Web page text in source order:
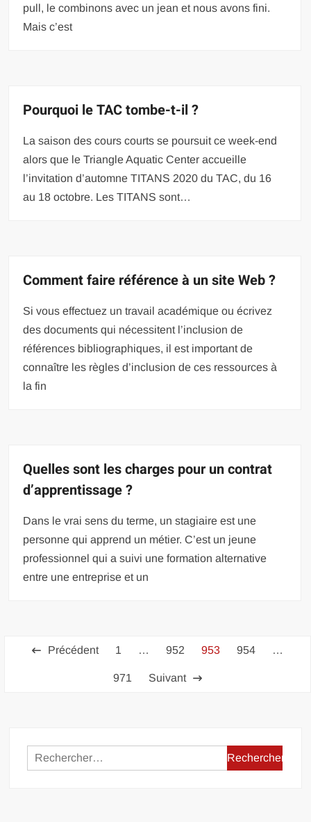
pull, le combinons avec un jean et nous avons fini.
Mais c’est
Pourquoi le TAC tombe-t-il ?
La saison des cours courts se poursuit ce week-end
alors que le Triangle Aquatic Center accueille
l’invitation d’automne TITANS 2020 du TAC, du 16
au 18 octobre. Les TITANS sont…
Comment faire référence à un site Web ?
Si vous effectuez un travail académique ou écrivez
des documents qui nécessitent l’inclusion de
références bibliographiques, il est important de
connaître les règles d’inclusion de ces ressources à
la fin
Quelles sont les charges pour un contrat
d’apprentissage ?
Dans le vrai sens du terme, un stagiaire est une
personne qui apprend un métier. C’est un jeune
professionnel qui a suivi une formation alternative
entre une entreprise et un
Pagination
publications
Précédent 1 … 952 953 954 …
971 Suivant
Rechercher :